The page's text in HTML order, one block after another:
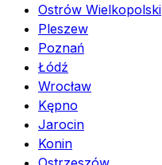
Ostrów Wielkopolski
Pleszew
Poznań
Łódź
Wrocław
Kępno
Jarocin
Konin